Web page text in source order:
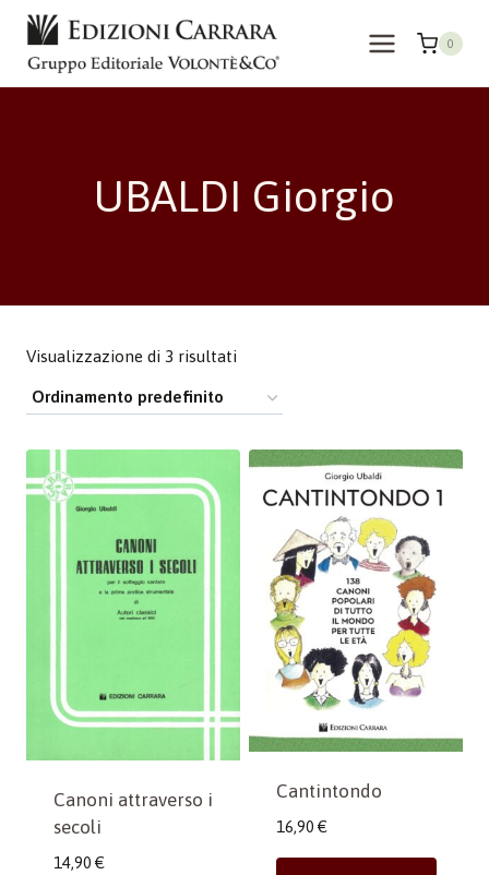
Salta
contenuto
0
UBALDI Giorgio
Visualizzazione di 3 risultati
Canoni attraverso i
secoli
14,90 €
Cantintondo
16,90 €